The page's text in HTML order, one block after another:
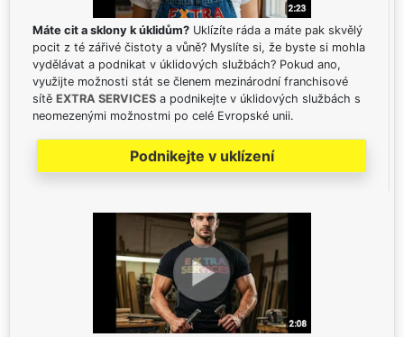
Máte cit a sklony k úklidům? Uklízíte ráda a máte pak skvělý
pocit z té zářivé čistoty a vůně? Myslíte si, že byste si mohla
vydělávat a podnikat v úklidových službách? Pokud ano,
využijte možnosti stát se členem mezinárodní franchisové
sítě EXTRA SERVICES a podnikejte v úklidových službách s
neomezenými možnostmi po celé Evropské unii.
Podnikejte v uklízení